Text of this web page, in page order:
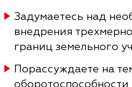
Задумаетесь над
внедрения
границ земельного
Порассуждаете на
оборотоспособности